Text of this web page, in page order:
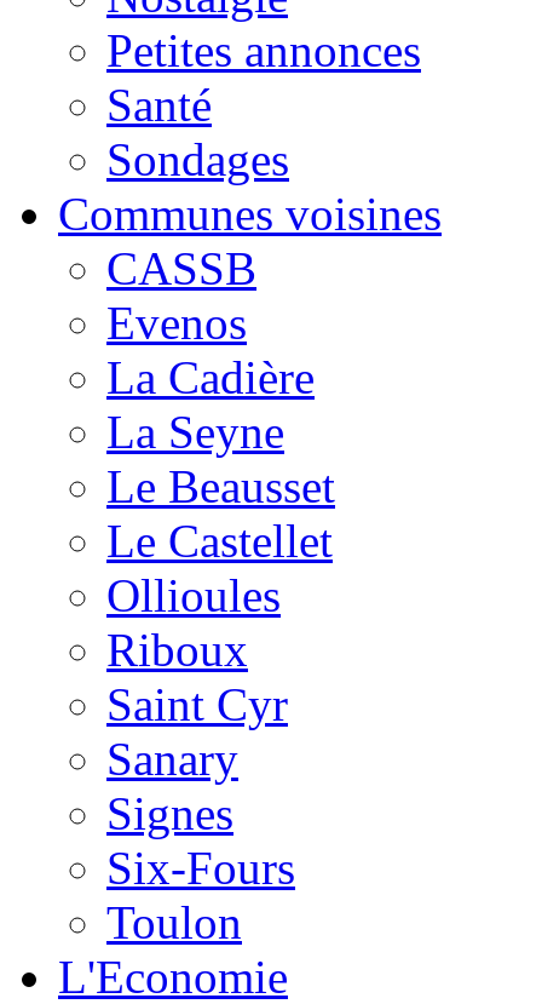
Petites annonces
Santé
Sondages
Communes voisines
CASSB
Evenos
La Cadière
La Seyne
Le Beausset
Le Castellet
Ollioules
Riboux
Saint Cyr
Sanary
Signes
Six-Fours
Toulon
L'Economie